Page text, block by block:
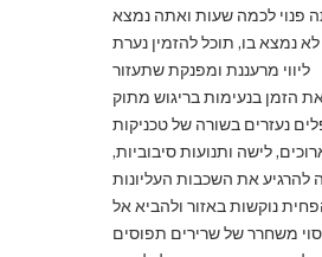
פנוי לכמה שעות ואתה נמצא
נמצא בו, תוכל להזמין נערת
ליווי מרעננת ומפנקת שתעזור
נעזרים בשורה של טכניקות
לישה ותנועות סיבוביות,
להרגיע את השכבות העליונות
נוקשות באזור ולהביא אל